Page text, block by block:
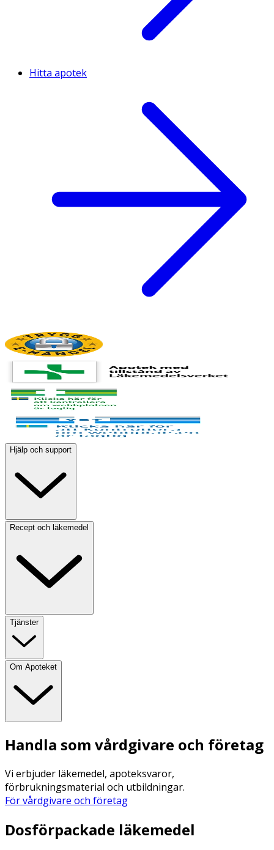
Hitta apotek
Hjälp och support
Recept och läkemedel
Tjänster
Om Apoteket
Handla som vårdgivare och företag
Vi erbjuder läkemedel, apoteksvaror,
förbrukningsmaterial och utbildningar.
För vårdgivare och företag
Dosförpackade läkemedel